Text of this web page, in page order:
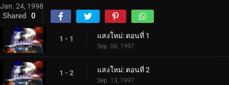
Jan. 24, 1998
Shared 0
1 - 1 แสงใหม่: ตอนที่ 1
Sep. 06, 1997
1 - 2 แสงใหม่: ตอนที่ 2
Sep. 13, 1997